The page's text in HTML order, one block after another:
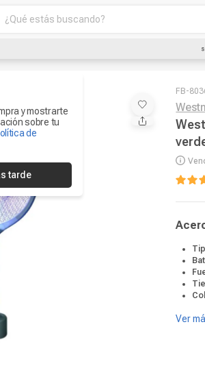
estás buscando?
3.
Ipad
Microfono
Iphone 17
7.
Camaras Seguridad
y mostrarte
sobre tu
de
tarde
FB-
Ver